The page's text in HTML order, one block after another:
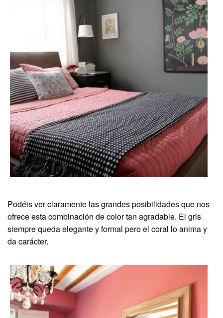
Podéis ver claramente las grandes posibilidades que nos
ofrece esta combinación de color tan agradable. El gris
siempre queda elegante y formal pero el coral lo anima y
da carácter.